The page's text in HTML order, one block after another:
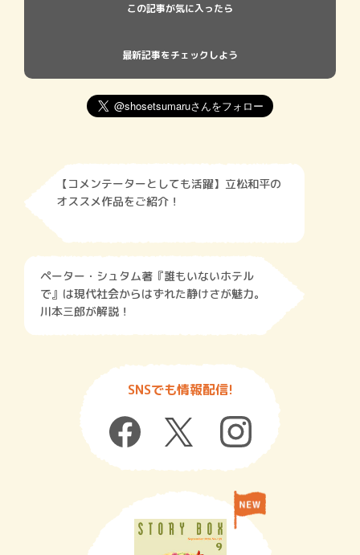
この記事が気に入ったら
最新記事をチェックしよう
【コメンテーターとしても活躍】立松和平の
オススメ作品をご紹介！
ペーター・シュタム著『誰もいないホテル
で』は現代社会からはずれた静けさが魅力。
川本三郎が解説！
SNSでも情報配信!